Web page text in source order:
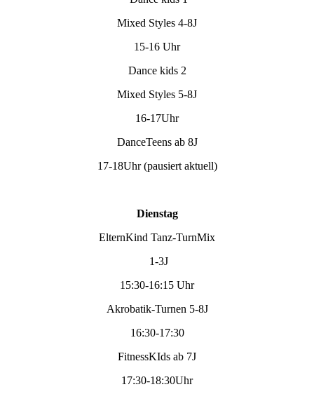
Mixed Styles 4-8J
15-16 Uhr
Dance kids 2
Mixed Styles 5-8J
16-17Uhr
DanceTeens ab 8J
17-18Uhr (pausiert aktuell)
Dienstag
ElternKind Tanz-TurnMix
1-3J
15:30-16:15 Uhr
Akrobatik-Turnen 5-8J
16:30-17:30
FitnessKIds ab 7J
17:30-18:30Uhr